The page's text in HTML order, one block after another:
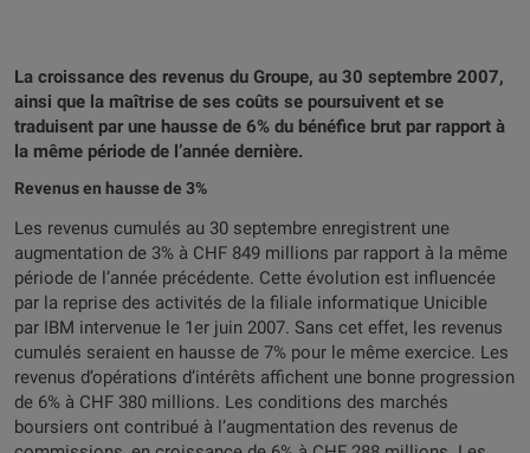
La croissance des revenus du Groupe, au 30 septembre 2007,
ainsi que la maîtrise de ses coûts se poursuivent et se
traduisent par une hausse de 6% du bénéfice brut par rapport à
la même période de l’année dernière.
Revenus en hausse de 3%
Les revenus cumulés au 30 septembre enregistrent une
augmentation de 3% à CHF 849 millions par rapport à la même
période de l’année précédente. Cette évolution est influencée
par la reprise des activités de la filiale informatique Unicible
par IBM intervenue le 1er juin 2007. Sans cet effet, les revenus
cumulés seraient en hausse de 7% pour le même exercice. Les
revenus d’opérations d’intérêts affichent une bonne progression
de 6% à CHF 380 millions. Les conditions des marchés
boursiers ont contribué à l’augmentation des revenus de